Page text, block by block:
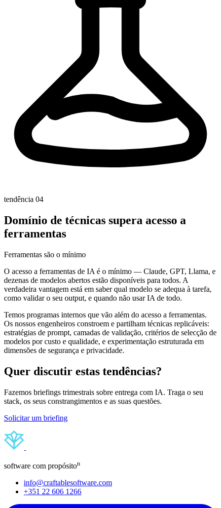
tendência 04
Domínio de técnicas supera acesso a
ferramentas
Ferramentas são o mínimo
O acesso a ferramentas de IA é o mínimo — Claude, GPT, Llama, e
dezenas de modelos abertos estão disponíveis para todos. A
verdadeira vantagem está em saber qual modelo se adequa à tarefa,
como validar o seu output, e quando não usar IA de todo.
Temos programas internos que vão além do acesso a ferramentas.
Os nossos engenheiros constroem e partilham técnicas replicáveis:
estratégias de prompt, camadas de validação, critérios de selecção de
modelos por custo e qualidade, e experimentação estruturada em
dimensões de segurança e privacidade.
Quer discutir estas tendências?
Fazemos briefings trimestrais sobre entrega com IA. Traga o seu
stack, os seus constrangimentos e as suas questões.
Solicitar um briefing
software com propósiton
info@craftablesoftware.com
+351 22 606 1266